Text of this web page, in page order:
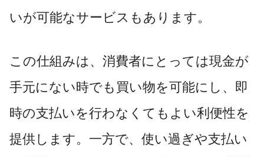
いが可能なサービスもあります。
この仕組みは、消費者にとっては現金が
手元にない時でも買い物を可能にし、即
時の支払いを行わなくてもよい利便性を
提供します。一方で、使い過ぎや支払い